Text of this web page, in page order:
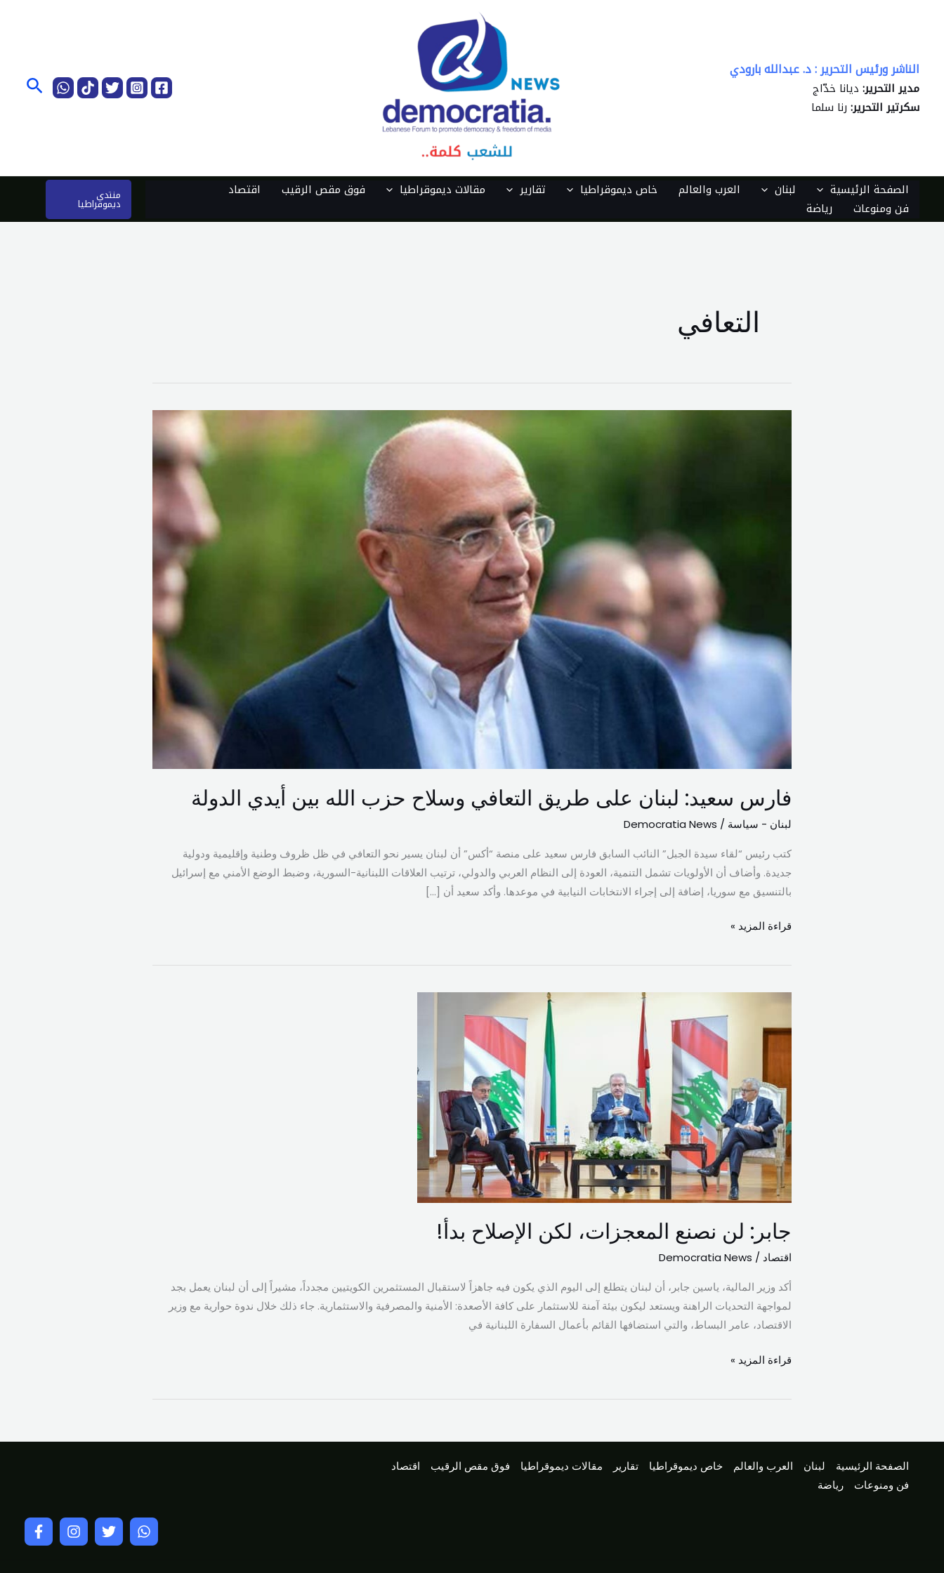
الناشر ورئيس التحرير : د. عبدالله بارودي
مدير التحرير: ديانا خدّاج
سكرتير التحرير: رنا سلما
الصفحة الرئيسية لبنان العرب والعالم خاص ديموقراطيا تقارير مقالات ديموقراطيا فوق مقص الرقيب
اقتصاد
فن ومنوعات
رياضة
منتدى
ديموقراطيا
التعافي
فارس سعيد: لبنان على طريق التعافي وسلاح حزب الله بين أيدي الدولة
لبنان - سياسة /
Democratia News
كتب رئيس “لقاء سيدة الجبل” النائب السابق فارس سعيد على منصة “أكس” أن لبنان يسير نحو التعافي في ظل ظروف وطنية وإقليمية ودولية
جديدة. وأضاف أن الأولويات تشمل التنمية، العودة إلى النظام العربي والدولي، ترتيب العلاقات اللبنانية-السورية، وضبط الوضع الأمني مع إسرائيل
بالتنسيق مع سوريا، إضافة إلى إجراء الانتخابات النيابية في موعدها. وأكد سعيد أن […]
قراءة المزيد »
جابر: لن نصنع المعجزات، لكن الإصلاح بدأ!
اقتصاد /
Democratia News
أكد وزير المالية، ياسين جابر، أن لبنان يتطلع إلى اليوم الذي يكون فيه جاهزاً لاستقبال المستثمرين الكويتيين مجدداً، مشيراً إلى أن لبنان يعمل بجد
لمواجهة التحديات الراهنة ويستعد ليكون بيئة آمنة للاستثمار على كافة الأصعدة: الأمنية والمصرفية والاستثمارية. جاء ذلك خلال ندوة حوارية مع وزير
الاقتصاد، عامر البساط، والتي استضافها القائم بأعمال السفارة اللبنانية في
جابر:
نصنع
الإصلاح
بدأ!
قراءة المزيد »
الصفحة الرئيسية لبنان العرب والعالم خاص ديموقراطيا تقارير مقالات ديموقراطيا فوق مقص الرقيب
اقتصاد
فن ومنوعات
رياضة